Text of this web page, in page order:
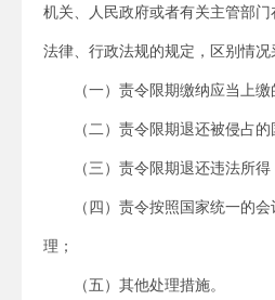
机关、人民政府或者有关主管部
法律、行政法规的规定，区别情况
（一）责令限期缴纳应当上缴
（二）责令限期退还被侵占的
（三）责令限期退还违法所得
（四）责令按照国家统一的
理；
（五）其他处理措施。